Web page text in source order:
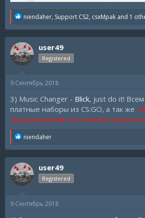
R
a
c
t
i
o
:
niendaher, Support CS2, csxMpak and 1
user49
Registered
9 Сентябрь 2018
3) Music Changer - Blick, just do it!
платные наборы из CS:GO, а так же
придуманный кастомный
R
a
c
t
i
o
:
niendaher
user49
Registered
9 Сентябрь 2018